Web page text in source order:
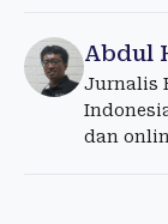
Abdul
Jurnalis
dan